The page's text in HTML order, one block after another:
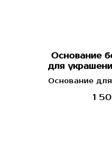
Основание
для
Основание
1